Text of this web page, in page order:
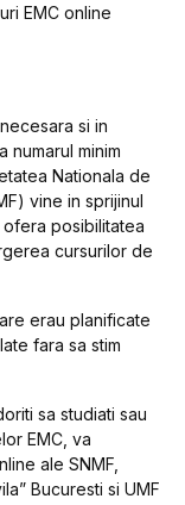
EMC online
si in
minim
Nationala de
vine in sprijinul
posibilitatea
cursurilor de
erau planificate
fara sa stim
sa studiati sau
EMC, va
ale SNMF,
Bucuresti si UMF